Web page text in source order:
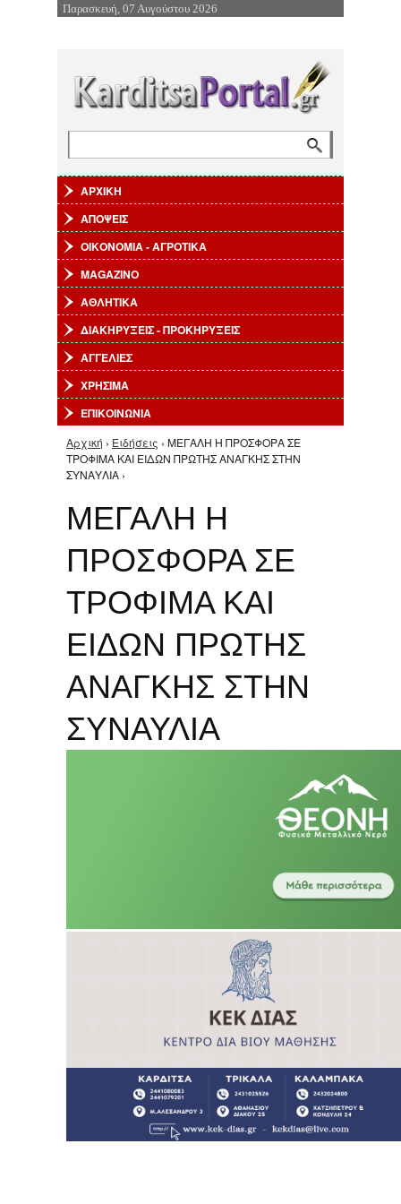
Επιστροφή στην Πλοήγηση
Παρασκευή, 07 Αυγούστου 2026
ΑΡΧΙΚΗ
ΑΠΟΨΕΙΣ
ΟΙΚΟΝΟΜΙΑ - ΑΓΡΟΤΙΚΑ
MAGAZINO
ΑΘΛΗΤΙΚΑ
ΔΙΑΚΗΡΥΞΕΙΣ - ΠΡΟΚΗΡΥΞΕΙΣ
ΑΓΓΕΛΙΕΣ
ΧΡΗΣΙΜΑ
ΕΠΙΚΟΙΝΩΝΙΑ
Είστε εδώ
Αρχική › Ειδήσεις › ΜΕΓΑΛΗ Η ΠΡΟΣΦΟΡΑ ΣΕ
ΤΡΟΦΙΜΑ ΚΑΙ ΕΙΔΩΝ ΠΡΩΤΗΣ ΑΝΑΓΚΗΣ ΣΤΗΝ
ΣΥΝΑΥΛΙΑ ›
ΜΕΓΑΛΗ Η
ΠΡΟΣΦΟΡΑ ΣΕ
ΤΡΟΦΙΜΑ ΚΑΙ
ΕΙΔΩΝ ΠΡΩΤΗΣ
ΑΝΑΓΚΗΣ ΣΤΗΝ
ΣΥΝΑΥΛΙΑ